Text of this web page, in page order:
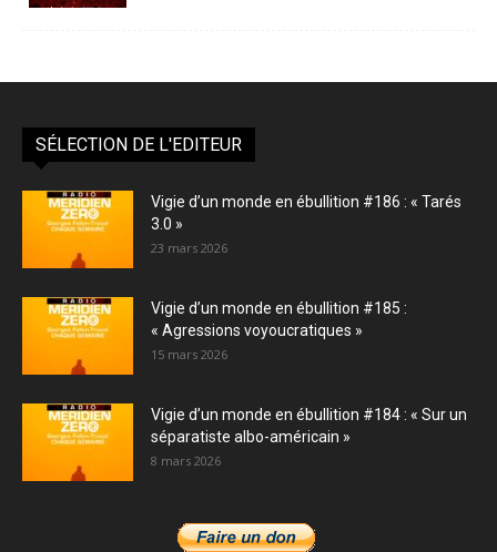
SÉLECTION DE L'EDITEUR
Vigie d’un monde en ébullition #186 : « Tarés
3.0 »
23 mars 2026
Vigie d’un monde en ébullition #185 :
« Agressions voyoucratiques »
15 mars 2026
Vigie d’un monde en ébullition #184 : « Sur un
séparatiste albo-américain »
8 mars 2026